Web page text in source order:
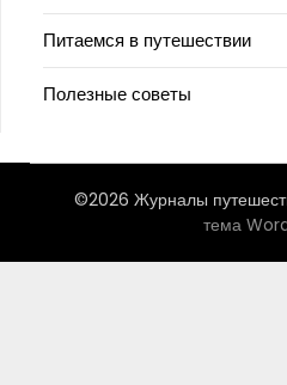
Питаемся в путешествии
Полезные советы
©2026 Журналы
тема